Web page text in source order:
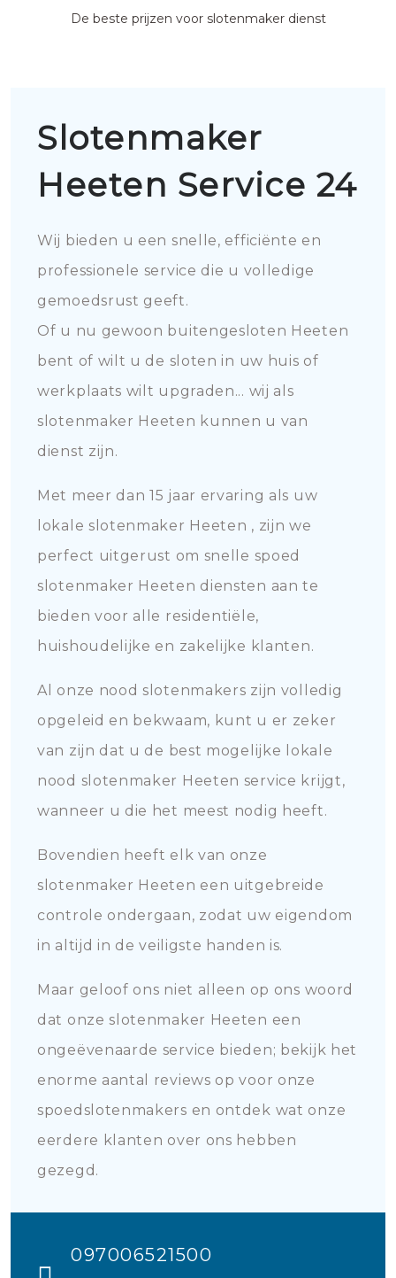
De beste prijzen voor slotenmaker dienst
Slotenmaker
Heeten Service 24
Wij bieden u een snelle, efficiënte en
professionele service die u volledige
gemoedsrust geeft.
Of u nu gewoon buitengesloten Heeten
bent of wilt u de sloten in uw huis of
werkplaats wilt upgraden... wij als
slotenmaker Heeten kunnen u van
dienst zijn.
Met meer dan 15 jaar ervaring als uw
lokale slotenmaker Heeten , zijn we
perfect uitgerust om snelle spoed
slotenmaker Heeten diensten aan te
bieden voor alle residentiële,
huishoudelijke en zakelijke klanten.
Al onze nood slotenmakers zijn volledig
opgeleid en bekwaam, kunt u er zeker
van zijn dat u de best mogelijke lokale
nood slotenmaker Heeten service krijgt,
wanneer u die het meest nodig heeft.
Bovendien heeft elk van onze
slotenmaker Heeten een uitgebreide
controle ondergaan, zodat uw eigendom
in altijd in de veiligste handen is.
Maar geloof ons niet alleen op ons woord
dat onze slotenmaker Heeten een
ongeëvenaarde service bieden; bekijk het
enorme aantal reviews op voor onze
spoedslotenmakers en ontdek wat onze
eerdere klanten over ons hebben
gezegd.
097006521500